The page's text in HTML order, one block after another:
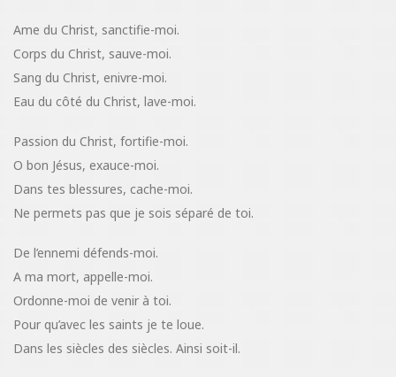
Ame du Christ, sanctifie-moi.
Corps du Christ, sauve-moi.
Sang du Christ, enivre-moi.
Eau du côté du Christ, lave-moi.
Passion du Christ, fortifie-moi.
O bon Jésus, exauce-moi.
Dans tes blessures, cache-moi.
Ne permets pas que je sois séparé de toi.
De l’ennemi défends-moi.
A ma mort, appelle-moi.
Ordonne-moi de venir à toi.
Pour qu’avec les saints je te loue.
Dans les siècles des siècles. Ainsi soit-il.